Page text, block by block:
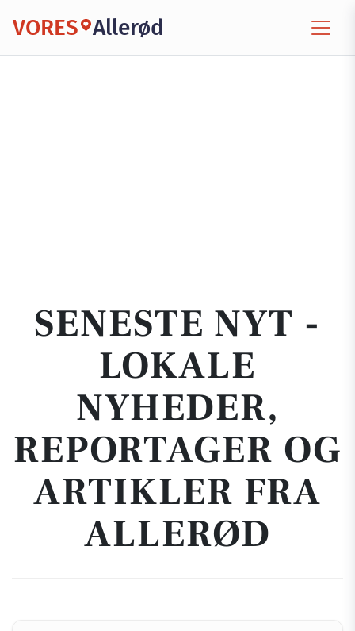
VORES Allerød
SENESTE NYT -
LOKALE
NYHEDER,
REPORTAGER OG
ARTIKLER FRA
ALLERØD